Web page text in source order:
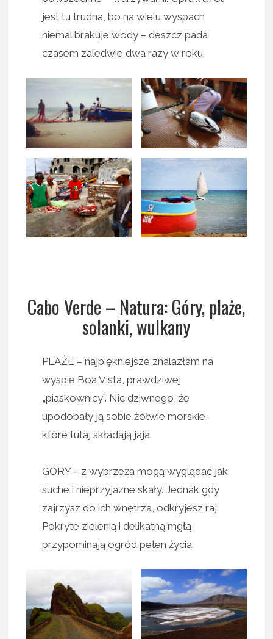
jest tu trudna, bo na wielu wyspach
niemal brakuje wody – deszcz pada
czasem zaledwie dwa razy w roku.
Cabo Verde – Natura: Góry, plaże,
solanki, wulkany
PLAŻE – najpiękniejsze znalazłam na
wyspie Boa Vista, prawdziwej
„piaskownicy”. Nic dziwnego, że
upodobały ją sobie żółwie morskie,
które tutaj składają jaja.
GÓRY – z wybrzeża mogą wyglądać jak
suche i nieprzyjazne skały. Jednak gdy
zajrzysz do ich wnętrza, odkryjesz raj.
Pokryte zielenią i delikatną mgłą
przypominają ogród pełen życia.